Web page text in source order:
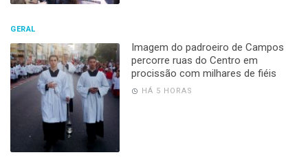
GERAL
Imagem do padroeiro de Campos
percorre ruas do Centro em
procissão com milhares de fiéis
HÁ 5 HORAS